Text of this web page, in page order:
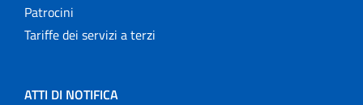
Patrocini
Tariffe dei servizi a terzi
ATTI DI NOTIFICA